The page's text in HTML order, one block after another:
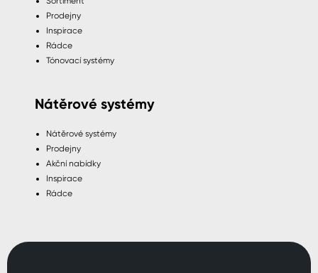
Prodejny
Inspirace
Rádce
Tónovací systémy
Nátěrové systémy
Nátěrové systémy
Prodejny
Akční nabídky
Inspirace
Rádce